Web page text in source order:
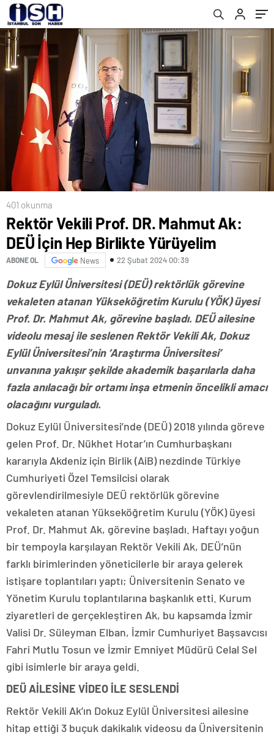
401 okunma
Rektör Vekili Prof. DR. Mahmut Ak:
DEÜ İçin Hep Birlikte Yürüyelim
ABONE OL News 22 Şubat 2024 00:39
Dokuz Eylül Üniversitesi (DEÜ) rektörlük görevine
vekaleten atanan Yükseköğretim Kurulu (YÖK) üyesi
Prof. Dr. Mahmut Ak, görevine başladı. DEÜ ailesine
videolu mesaj ile seslenen Rektör Vekili Ak, Dokuz
Eylül Üniversitesi’nin ‘Araştırma Üniversitesi’
unvanına yakışır şekilde akademik başarılarla daha
fazla anılacağı bir ortamı inşa etmenin öncelikli amacı
olacağını vurguladı.
Dokuz Eylül Üniversitesi’nde (DEÜ) 2018 yılında göreve
gelen Prof. Dr. Nükhet Hotar’ın Cumhurbaşkanı
kararıyla Akdeniz için Birlik (AiB) nezdinde Türkiye
Cumhuriyeti Özel Temsilcisi olarak
görevlendirilmesiyle DEÜ rektörlük görevine
vekaleten atanan Yükseköğretim Kurulu (YÖK) üyesi
Prof. Dr. Mahmut Ak, görevine başladı. Haftayı yoğun
bir tempoyla karşılayan Rektör Vekili Ak, DEÜ’nün
farklı birimlerinden yöneticilerle bir araya gelerek
istişare toplantıları yaptı; Üniversitenin Senato ve
Yönetim Kurulu toplantılarına başkanlık etti. Kurum
ziyaretleri de gerçekleştiren Ak, bu kapsamda İzmir
Valisi Dr. Süleyman Elban, İzmir Cumhuriyet Başsavcısı
Fahri Mutlu Tosun ve İzmir Emniyet Müdürü Celal Sel
gibi isimlerle bir araya geldi.
DEÜ AİLESİNE VİDEO İLE SESLENDİ
Rektör Vekili Ak’ın Dokuz Eylül Üniversitesi ailesine
hitap ettiği 3 buçuk dakikalık videosu da Üniversitenin